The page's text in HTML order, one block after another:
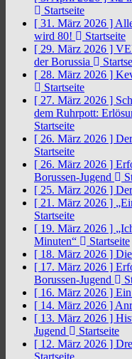
Startseite
[ 31. März 2026 ]
wird 80!
Startseite
[ 29. März 2026 ]
der Borussia
[ 28. März 2026 ]
Startseite
[ 27. März 2026 ]
dem Ruhrpott:
Startseite
[ 26. März 2026 ]
Startseite
[ 26. März 2026 ]
Borussen-Jugend
[ 25. März 2026 ]
[ 21. März 2026 ]
Startseite
[ 19. März 2026 ]
Minuten“
Startseite
[ 18. März 2026 ]
[ 17. März 2026 ]
Borussen-Jugend
[ 16. März 2026 ]
[ 14. März 2026 ]
[ 13. März 2026 ]
Jugend
Startseite
[ 12. März 2026 ]
Startseite